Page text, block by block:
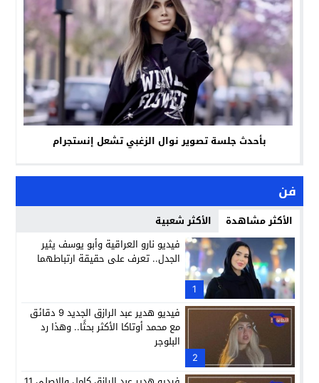
بأحدث جلسة تصوير نوال الزغبي تشعل إنستجرام
فن
الأكثر مشاهدة الأكثر شعبية
1
فيديو نارو العراقية وأبو يوسف يثير
الجدل.. تعرف على حقيقة ارتباطهما
2
فيديو هدير عبد الرازق الجديد 9 دقائق
مع محمد أوتاكا الأكثر بحثًا.. وهذا رد
البلوجر